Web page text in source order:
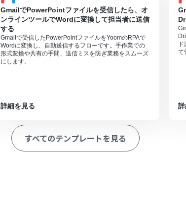
GmailでPowerPointファイルを受信したら、オ
ンラインツールでWordに変換して担当者に送信
する
Gmailで受信したPowerPointファイルをYoomのRPAで
Wordに変換し、自動送信するフローです。手作業での
形式変換や共有の手間、送信ミスを防ぎ業務をスムーズ
にします。
詳細を見る
て
すべてのテンプレートを見る